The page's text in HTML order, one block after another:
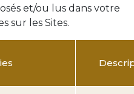
et/ou lus dans votre
sur les Sites.